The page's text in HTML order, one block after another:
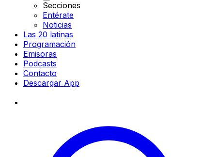
Secciones
Entérate
Noticias
Las 20 latinas
Programación
Emisoras
Podcasts
Contacto
Descargar App